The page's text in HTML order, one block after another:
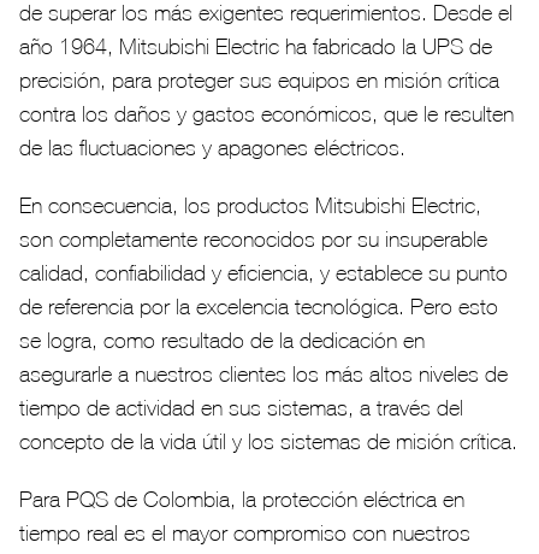
de superar los más exigentes requerimientos. Desde el
año 1964, Mitsubishi Electric ha fabricado la UPS de
precisión, para proteger sus equipos en misión crítica
contra los daños y gastos económicos, que le resulten
de las fluctuaciones y apagones eléctricos.
En consecuencia, los productos Mitsubishi Electric,
son completamente reconocidos por su insuperable
calidad, confiabilidad y eficiencia, y establece su punto
de referencia por la excelencia tecnológica. Pero esto
se logra, como resultado de la dedicación en
asegurarle a nuestros clientes los más altos niveles de
tiempo de actividad en sus sistemas, a través del
concepto de la vida útil y los sistemas de misión crítica.
Para PQS de Colombia, la protección eléctrica en
tiempo real es el mayor compromiso con nuestros